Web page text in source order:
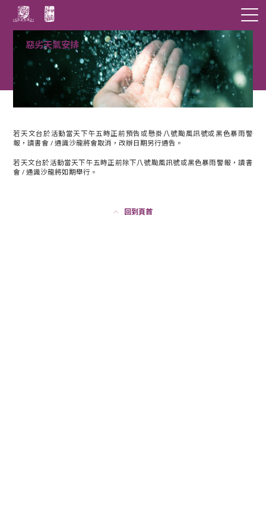
惡劣天氣安排
若天文台於活動當天下午五時正前預告或懸掛八號颱風訊號或黑色暴雨警
報，讀書會 / 通識沙龍將會取消，改辦日期另行通告。
若天文台於活動當天下午五時正前除下八號颱風訊號或黑色暴雨警報，讀書
會 / 通識沙龍將如期舉行。
回到頁首